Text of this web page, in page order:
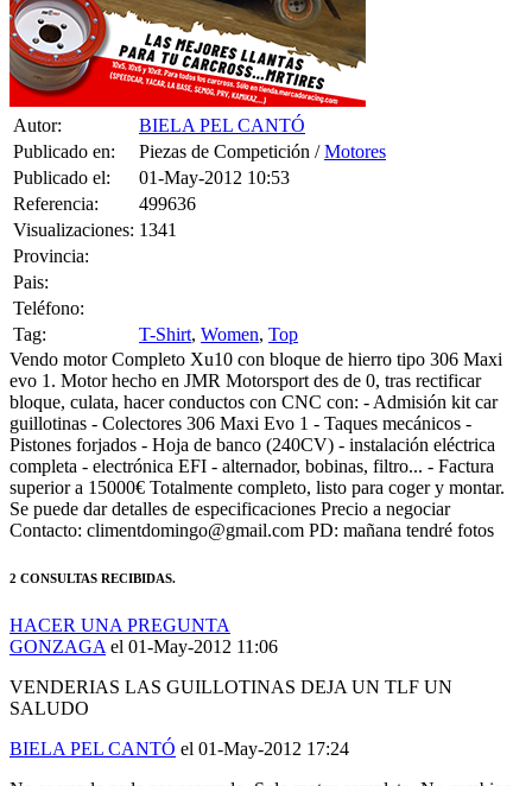
Autor:
BIELA PEL CANTÓ
Publicado en:
Piezas de Competición /
Publicado el:
01-May-2012 10:53
Referencia:
499636
Visualizaciones:
1341
Provincia:
Pais:
Teléfono:
Tag:
Vendo motor Completo Xu10 con bloque de hierro tipo 306 Maxi
evo 1. Motor hecho en JMR Motorsport des de 0, tras rectificar
bloque, culata, hacer conductos con CNC con: - Admisión kit car
guillotinas - Colectores 306 Maxi Evo 1 - Taques mecánicos -
Pistones forjados - Hoja de banco (240CV) - instalación eléctrica
completa - electrónica EFI - alternador, bobinas, filtro... - Factura
superior a 15000€ Totalmente completo, listo para coger y montar.
Se puede dar detalles de especificaciones Precio a negociar
Contacto: climentdomingo@gmail.com PD: mañana tendré fotos
GONZAGA el 01-May-2012 11:06
VENDERIAS LAS GUILLOTINAS DEJA UN TLF UN
SALUDO
BIELA PEL CANTÓ
No se vende nada por separado. Solo motor completo. No cambios